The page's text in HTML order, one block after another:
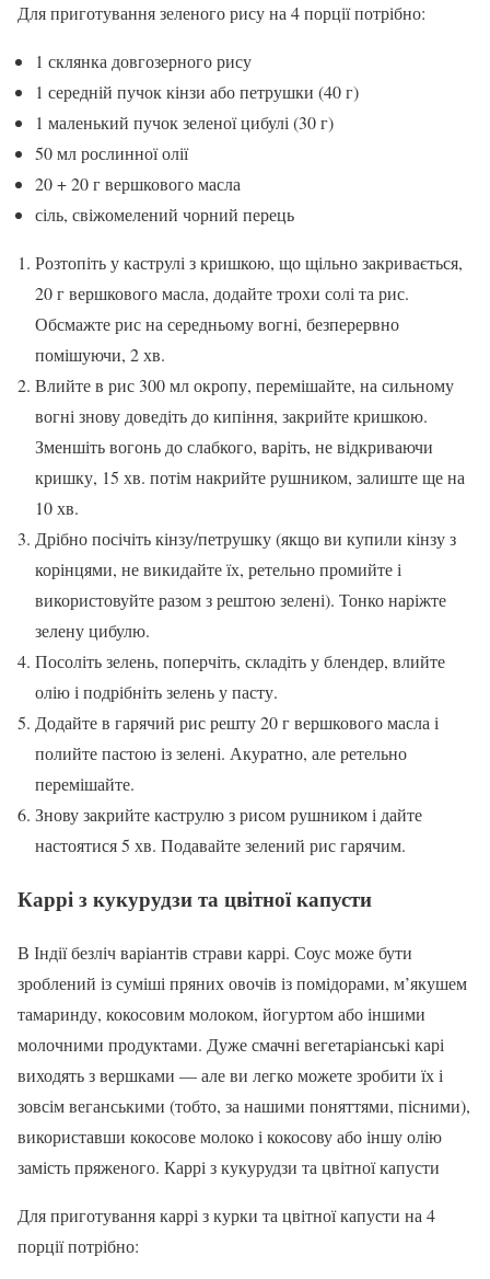
Для приготування зеленого рису на 4 порції потрібно:
1 склянка довгозерного рису
1 середній пучок кінзи або петрушки (40 г)
1 маленький пучок зеленої цибулі (30 г)
50 мл рослинної олії
20 + 20 г вершкового масла
сіль, свіжомелений чорний перець
Розтопіть у каструлі з кришкою, що щільно закривається,
20 г вершкового масла, додайте трохи солі та рис.
Обсмажте рис на середньому вогні, безперервно
помішуючи, 2 хв.
Влийте в рис 300 мл окропу, перемішайте, на сильному
вогні знову доведіть до кипіння, закрийте кришкою.
Зменшіть вогонь до слабкого, варіть, не відкриваючи
кришку, 15 хв. потім накрийте рушником, залиште ще на
10 хв.
Дрібно посічіть кінзу/петрушку (якщо ви купили кінзу з
корінцями, не викидайте їх, ретельно промийте і
використовуйте разом з рештою зелені). Тонко наріжте
зелену цибулю.
Посоліть зелень, поперчіть, складіть у блендер, влийте
олію і подрібніть зелень у пасту.
Додайте в гарячий рис решту 20 г вершкового масла і
полийте пастою із зелені. Акуратно, але ретельно
перемішайте.
Знову закрийте каструлю з рисом рушником і дайте
настоятися 5 хв. Подавайте зелений рис гарячим.
Каррі з кукурудзи та цвітної капусти
В Індії безліч варіантів страви каррі. Соус може бути
зроблений із суміші пряних овочів із помідорами, м’якушем
тамаринду, кокосовим молоком, йогуртом або іншими
молочними продуктами. Дуже смачні вегетаріанські карі
виходять з вершками — але ви легко можете зробити їх і
зовсім веганськими (тобто, за нашими поняттями, пісними),
використавши кокосове молоко і кокосову або іншу олію
замість пряженого. Каррі з кукурудзи та цвітної капусти
Для приготування каррі з курки та цвітної капусти на 4
порції потрібно: